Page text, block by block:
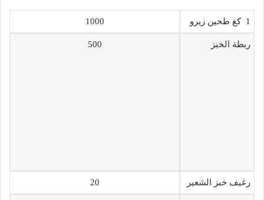
1 كغ طحين زيرو 1000
ربطة الخبز 500
رغيف خبز الشعير 20